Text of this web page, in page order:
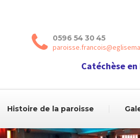
0596 54 30 45
Catéchèse
Histoire de la paroisse